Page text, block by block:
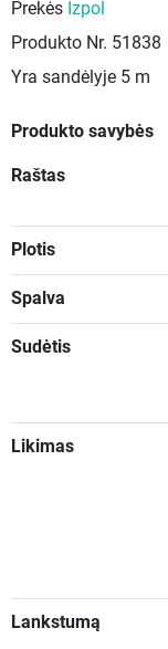
Prekės Izpol
Produkto Nr. 51838
Yra sandėlyje 5 m
Produkto savybės
Raštas
Plotis
Spalva
Sudėtis
Likimas
Lankstumą